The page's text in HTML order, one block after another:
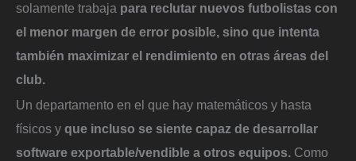
solamente trabaja para reclutar nuevos futbolistas con
el menor margen de error posible, sino que intenta
también maximizar el rendimiento en otras áreas del
club.
Un departamento en el que hay matemáticos y hasta
físicos y que incluso se siente capaz de desarrollar
software exportable/vendible a otros equipos. Como